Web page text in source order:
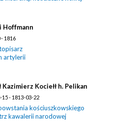
Hoffmann
- 1816
artylerii
Kazimierz Kociełł h. Pelikan
15 - 1813-03-22
kościuszkowskiego
kawalerii narodowej